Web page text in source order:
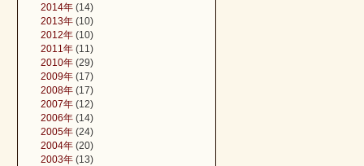
2014年 (14)
2013年 (10)
2012年 (10)
2011年 (11)
2010年 (29)
2009年 (17)
2008年 (17)
2007年 (12)
2006年 (14)
2005年 (24)
2004年 (20)
2003年 (13)